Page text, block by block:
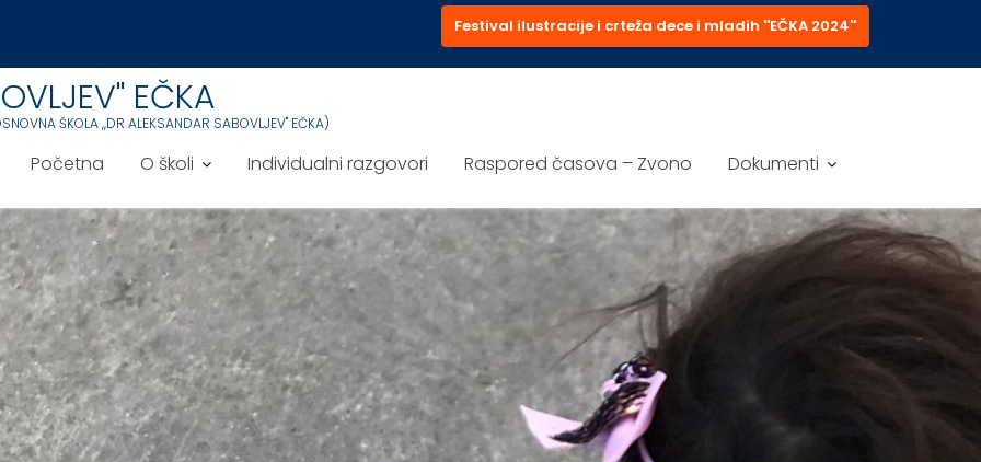
Festival ilustracije i crteža dece i mladih ''EČKA 2024''
EČKA
ŠKOLA ,,DR ALEKSANDAR SABOVLJEV'' EČKA)
Početna O školi Individualni razgovori Raspored časova – Zvono Dokumenti